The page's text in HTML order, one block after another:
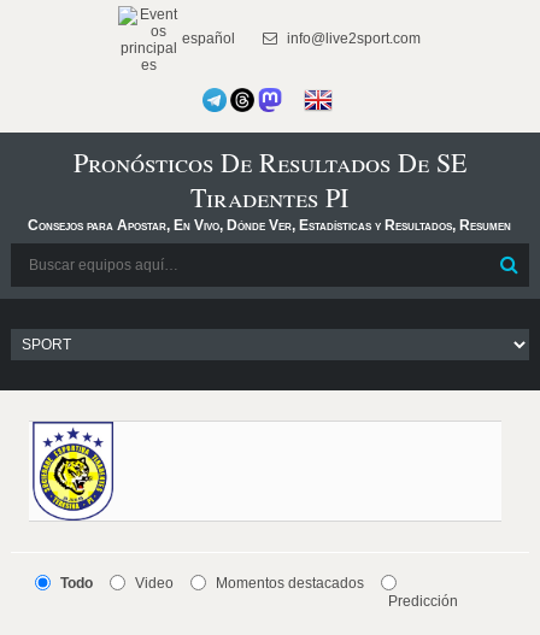
español info@live2sport.com
Pronósticos De Resultados De SE
Tiradentes PI
Consejos para Apostar, En Vivo, Dónde Ver, Estadísticas y Resultados, Resumen
Todo Video
Momentos destacados
Predicción